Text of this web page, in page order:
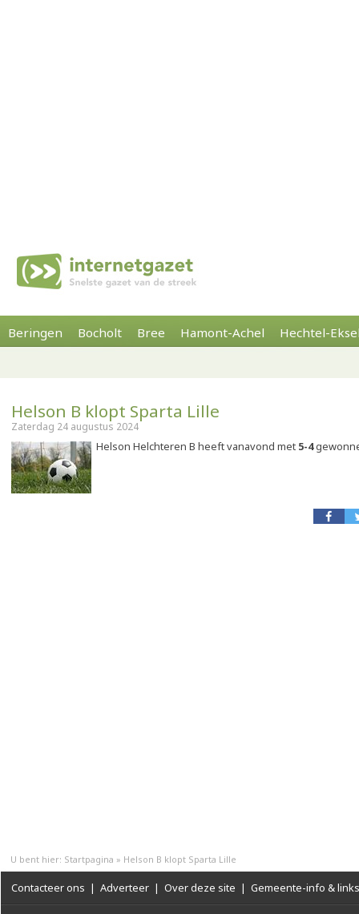
Beringen Bocholt Bree Hamont-Achel Hechtel-
Helson B klopt Sparta Lille
Zaterdag 24 augustus 2024
Helson Helchteren B heeft vanavond met 5-4
U bent hier: Startpagina » Helson B klopt Sparta Lille
Contacteer ons | Adverteer | Over deze site | Gemeente-info & links